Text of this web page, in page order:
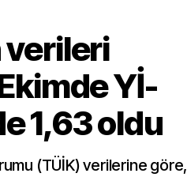
verileri
Yİ-
1,63 oldu
(TÜİK) verilerine göre,